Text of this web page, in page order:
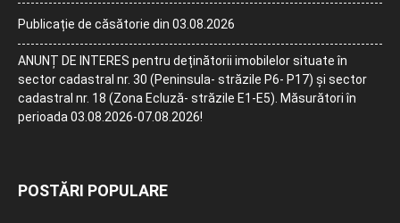
Publicație de căsătorie din 03.08.2026
ANUNȚ DE INTERES pentru deținătorii imobilelor situate în
sector cadastral nr. 30 (Peninsula- străzile P6- P17) și sector
cadastral nr. 18 (Zona Ecluză- străzile E1-E5). Măsurători în
perioada 03.08.2026-07.08.2026!
POSTĂRI POPULARE